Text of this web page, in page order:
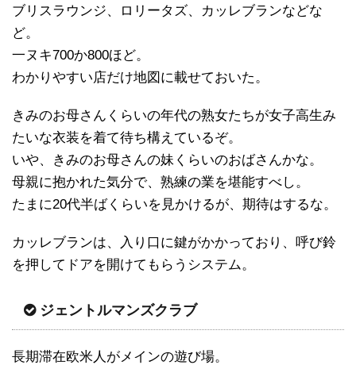
ブリスラウンジ、ロリータズ、カッレブランなどな
ど。
一ヌキ700か800ほど。
わかりやすい店だけ地図に載せておいた。
きみのお母さんくらいの年代の熟女たちが女子高生み
たいな衣装を着て待ち構えているぞ。
いや、きみのお母さんの妹くらいのおばさんかな。
母親に抱かれた気分で、熟練の業を堪能すべし。
たまに20代半ばくらいを見かけるが、期待はするな。
カッレブランは、入り口に鍵がかかっており、呼び鈴
を押してドアを開けてもらうシステム。
ジェントルマンズクラブ
長期滞在欧米人がメインの遊び場。